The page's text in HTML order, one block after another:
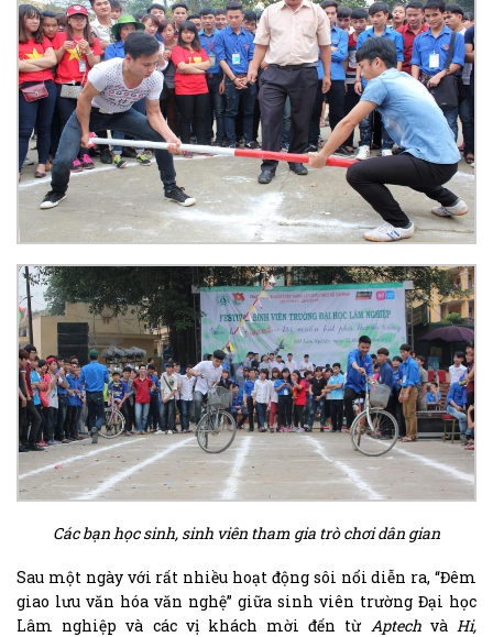
Các bạn học sinh, sinh viên tham gia trò chơi dân gian
Sau một ngày với rất nhiều hoạt động sôi nổi diễn ra, “Đêm
giao lưu văn hóa văn nghệ” giữa sinh viên trường Đại học
Lâm nghiệp và các vị khách mời đến từ AptechvàHi,